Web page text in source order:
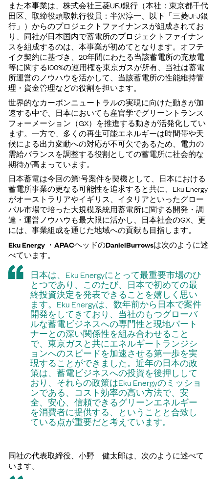
また本事業は、株式会社三菱UFJ銀行（本社：東京都千代
田区、取締役頭取執行役員：半沢淳一、以下「三菱UFJ銀
行」）からのプロジェクトファイナンスが組成されてお
り、同社が日本国内で蓄電所のプロジェクトファイナン
スを組成するのは、本事業が初めてとなります。オフテ
イク契約に基づき、20年間にわたる当該蓄電所の充放電
等に関する100%の運用権を東京ガスが所有、当社は蓄電
所運営のノウハウを活かして、当該蓄電所の性能維持管
理・資金管理などの役割を担います。
世界的なカーボンニュートラルの実現に向けた動きが加
速する中で、日本においても産官学でグリーントランス
フォーメーション（GX）を推進する動きが活発化してい
ます。一方で、多くの再生可能エネルギーは時間帯や天
候による出力変動への対応が不可欠であるため、電力の
需給バランスを調整する役割としての蓄電所に社会的な
期待が高まっています。
日本蓄電は今回の第1号案件を契機として、日本における
蓄電所事業の更なる可能性を追求すると共に、Eku Energy
がオーストラリアやイギリス、イタリアといったグロー
バル市場で培った大規模系統用蓄電所に関する開発・調
達・運営ノウハウも最大限に活かし、日本社会のGX、更
には、事業組成を通じた地域への貢献も目指します。
Eku Energy ・APACヘッドのDanielBurrowsは次のように述
べています。
日本は、Eku Energyにとって最重要市場のひ
とつであり、このたび、日本で初めての最
終投資決定を発表できることを嬉しく思い
ます。Eku Energyは、数年前から日本で案件
開発をしてきており、当社のもつグローバ
ルな蓄電ビジネスへの専門性と現地パート
ナーとの深い関係性を組み合わせること
で、東京ガスと共にエネルギートランジシ
ョンへのスピードを加速させる第一歩を実
現することができました。近年の日本の政
策は、蓄電ビジネスへの投資を後押しして
おり、それらの政策はEku Energyのミッショ
ンである、コスト効率の高い方法で、安
全、安心、信頼できるグリーンエネルギー
を消費者に提供する、ということと合致し
ている点が重要だと考えています。
同社の代表取締役、小野 健太郎は、次のように述べて
います。